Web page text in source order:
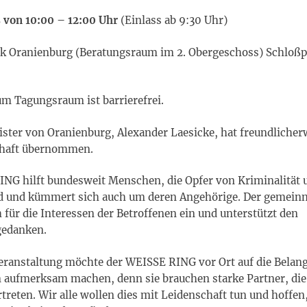
von 10:00 – 12:00 Uhr (Einlass ab 9:30 Uhr)
Oranienburg (Beratungsraum im 2. Obergeschoss)
Tagungsraum ist barrierefrei.
von Oranienburg, Alexander Laesicke, hat
übernommen.
hilft bundesweit Menschen, die Opfer von Kriminalität
und kümmert sich auch um deren Angehörige. Der
die Interessen der Betroffenen ein und unterstützt den
möchte der WEISSE RING vor Ort auf die
machen, denn sie brauchen starke Partner,
Wir alle wollen dies mit Leidenschaft tun und